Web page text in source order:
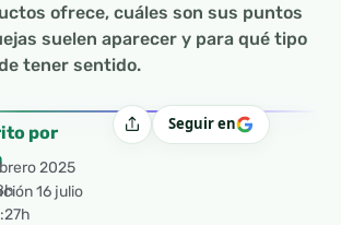
ofrece, cuáles son sus puntos
suelen aparecer y para qué tipo
tener sentido.
por
2025
16 julio
CompartirSeguir en